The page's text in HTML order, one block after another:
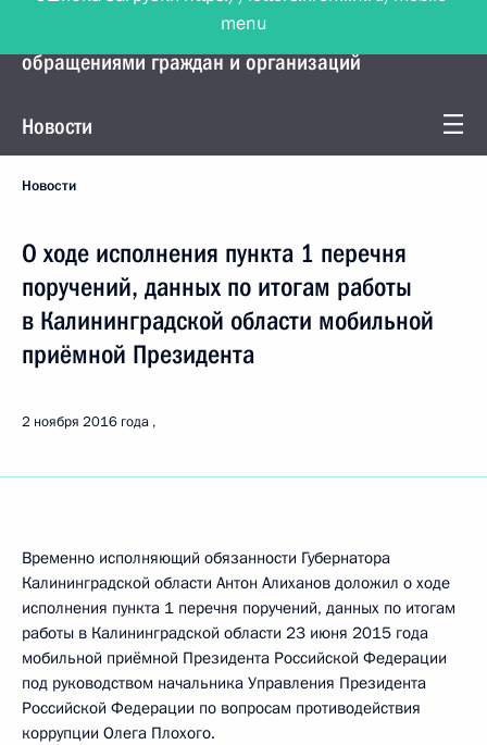
Управление Президента по работе с
обращениями граждан и организаций
Новости
Новости
О ходе исполнения пункта 1 перечня
поручений, данных по итогам работы
в Калининградской области мобильной
приёмной Президента
2 ноября 2016 года
Временно исполняющий обязанности Губернатора
Калининградской области Антон Алиханов доложил о ходе
исполнения пункта 1 перечня поручений, данных по итогам
работы в Калининградской области 23 июня 2015 года
мобильной приёмной Президента Российской Федерации
под руководством начальника Управления Президента
Российской Федерации по вопросам противодействия
коррупции Олега Плохого.
menu